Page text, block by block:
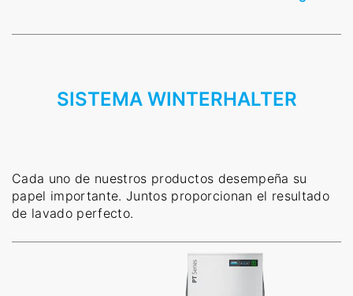
SISTEMA WINTERHALTER
Cada uno de nuestros productos desempeña su
papel importante. Juntos proporcionan el resultado
de lavado perfecto.